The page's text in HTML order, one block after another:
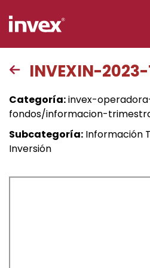
Acceso a
clientes
Buscar
INVEXIN-
Categoría:invex-
fondos/informacion-
Subcategoría: Información
Inversión